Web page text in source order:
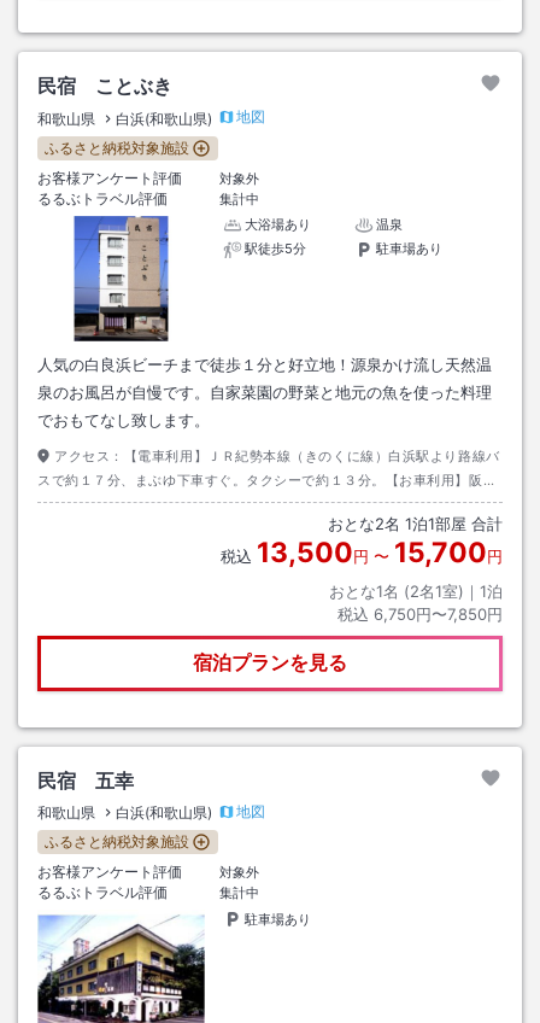
民宿 ことぶき
和歌山県 白浜(和歌山県)
地図
ふるさと納税対象施設
お客様アンケート評価
対象外
るるぶトラベル評価
集計中
大浴場あり
温泉
駅徒歩5分
駐車場あり
人気の白良浜ビーチまで徒歩１分と好立地！源泉かけ流し天然温
泉のお風呂が自慢です。自家菜園の野菜と地元の魚を使った料理
でおもてなし致します。
アクセス：
【電車利用】ＪＲ紀勢本線（きのくに線）白浜駅より路線バ
スで約１７分、まぶゆ下車すぐ。タクシーで約１３分。【お車利用】阪和
自動車道南紀田辺Ｉ．Ｃより国道４２号線で白浜方面へ約１５分。
おとな2名 1泊1部屋 合計
税込 13,500円 〜 15,700円
おとな1名 (2名1室)｜ 1泊
税込 6,750円〜7,850円
宿泊プランを見る
民宿 五幸
和歌山県 白浜(和歌山県)
地図
ふるさと納税対象施設
お客様アンケート評価
対象外
るるぶトラベル評価
集計中
駐車場あり